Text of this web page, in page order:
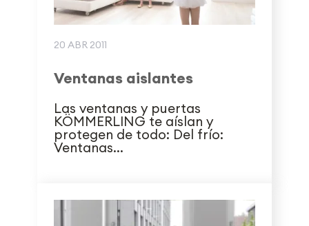
20 ABR 2011
Ventanas aislantes
Las ventanas y puertas
KÖMMERLING te aíslan y
protegen de todo: Del frío:
Ventanas...